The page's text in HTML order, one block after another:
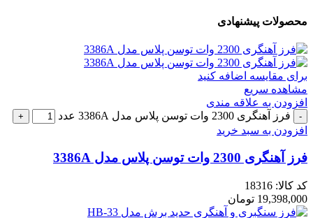
محصولات پیشنهادی
برای مقایسه اضافه کنید
مشاهده سریع
افزودن به علاقه مندی
فرز آهنگری 2300 وات توسن پلاس مدل 3386A عدد
افزودن به سبد خرید
فرز آهنگری 2300 وات توسن پلاس مدل 3386A
کد کالا: 18316
19,398,000 تومان